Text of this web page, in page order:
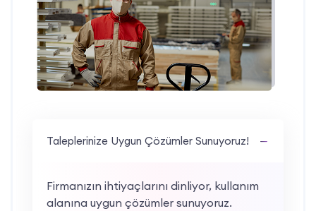
Taleplerinize Uygun Çözümler Sunuyoruz!
Firmanızın ihtiyaçlarını dinliyor, kullanım
alanına uygun çözümler sunuyoruz.